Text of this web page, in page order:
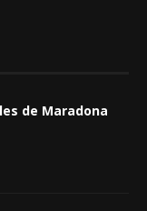
de Maradona